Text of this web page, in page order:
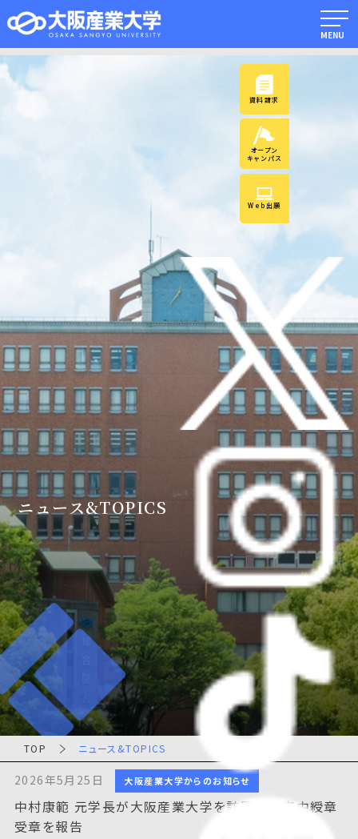
MENU
資料請求
オープン
キャンパス
Web出願
ニュース&TOPICS
TOP ニュース&TOPICS
2026年5月25日 大阪産業大学からのお知らせ
中村康範 元学長が大阪産業大学を訪問 瑞宝中綬章
受章を報告